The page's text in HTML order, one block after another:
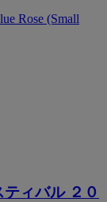
Rose (Small
ィバル ２０